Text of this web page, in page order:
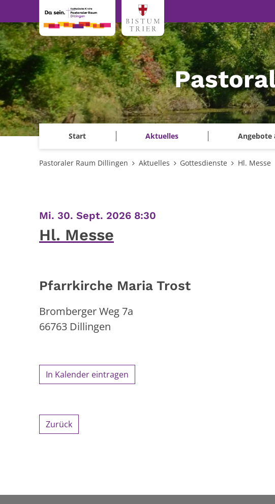
Zum Inhalt springen
Start Aktuelles Angebote
Pastoraler Raum Dillingen Aktuelles Gottesdienste Hl. Messe
Mi. 30. Sept. 2026 8:30
Hl. Messe
Pfarrkirche Maria Trost
Bromberger Weg 7a
66763 Dillingen
In Kalender eintragen
Zurück